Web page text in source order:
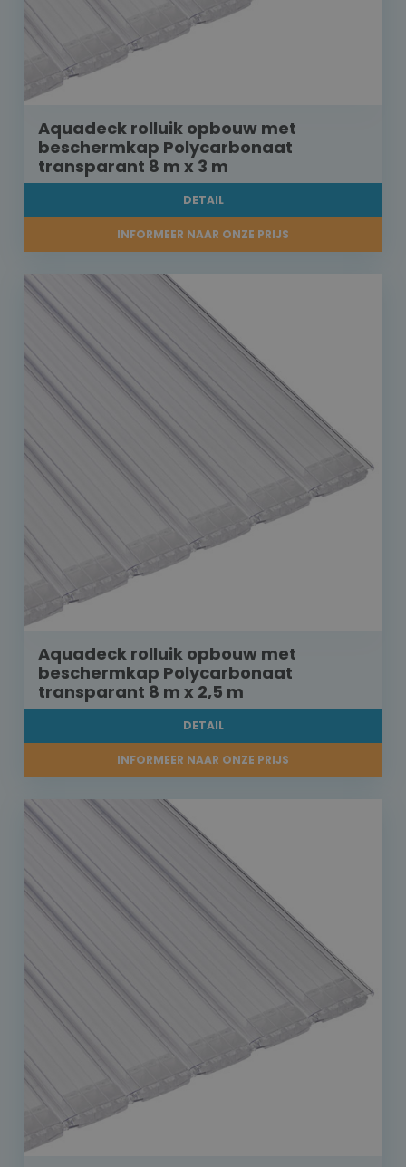
Aquadeck rolluik opbouw met
beschermkap Polycarbonaat
transparant 8 m x 3 m
DETAIL
INFORMEER NAAR ONZE PRIJS
Aquadeck rolluik opbouw met
beschermkap Polycarbonaat
transparant 8 m x 2,5 m
DETAIL
INFORMEER NAAR ONZE PRIJS